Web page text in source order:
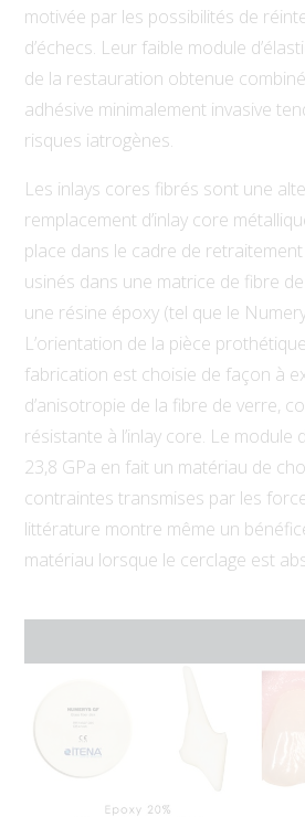
motivée par les possibilités de
d’échecs. Leur faible module
de la restauration obtenue
adhésive minimalement invasive
risques iatrogènes.
Les inlays cores fibrés sont une
remplacement d’inlay core
place dans le cadre de
usinés dans une matrice de fibre
une résine époxy (tel que le
L’orientation de la pièce
fabrication est choisie de façon à
d’anisotropie de la fibre de verre,
résistante à l’inlay core. Le module
23,8 GPa en fait un matériau de
contraintes transmises par les
littérature montre même un
matériau lorsque le cerclage est